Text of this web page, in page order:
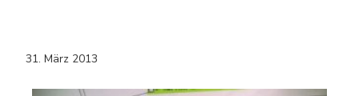
31. März 2013